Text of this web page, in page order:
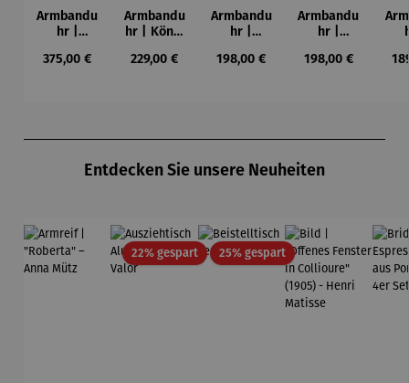
Armbandu
hr |
ph –
Regulärer Preis:
375,00 €
Armbandu
hr | König
-
Regulärer Preis:
229,00 €
Armbandu
hr |
einem
Regulärer Preis:
198,00 €
Armbandu
hr |
Mondrian
Regulärer Preis:
198,00 €
Entdecken Sie unsere Neuheiten
22% gespartRabatt25% gespartRabatt